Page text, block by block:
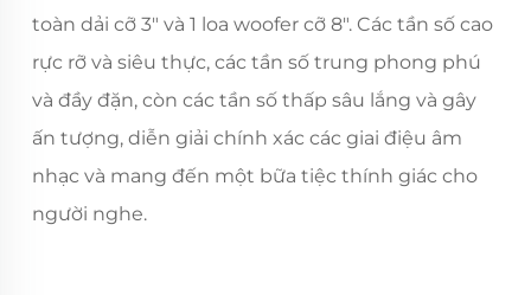
toàn dải cỡ 3" và 1 loa woofer cỡ 8". Các tần số cao
rực rỡ và siêu thực, các tần số trung phong phú
và đầy đặn, còn các tần số thấp sâu lắng và gây
ấn tượng, diễn giải chính xác các giai điệu âm
nhạc và mang đến một bữa tiệc thính giác cho
người nghe.